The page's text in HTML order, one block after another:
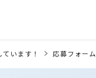
います！ 応募フォーム